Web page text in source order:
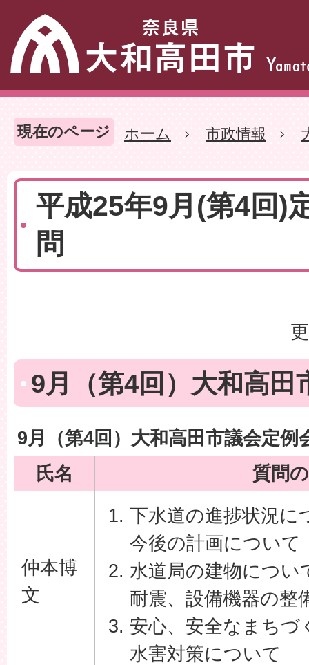
現在のページ ホーム 市政情報
平成25年9月(第4回)
問
9月（第4回）大和高田
9月（第4回）大和高田市議会定例
氏名
質問
仲本博
文
下水道の進捗状況に
今後の計画について
水道局の建物につい
耐震、設備機器の整
安心、安全なまちづ
水害対策について